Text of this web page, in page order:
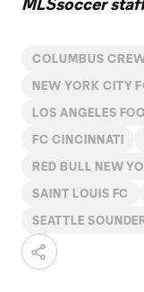
COLUMBUS
NEW YORK CITY
LOS ANGELES
FC CINCINNATI
RED BULL NEW
SAINT LOUIS FC
SEATTLE